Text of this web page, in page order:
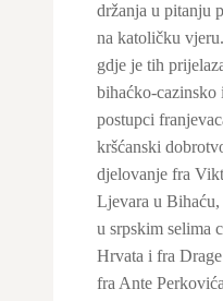
držanja u pitanju
na katoličku
gdje je tih
bihaćko-cazinsko
postupci
kršćanski
djelovanje fra
Ljevara u
u srpskim selima
Hrvata i fra
fra Ante